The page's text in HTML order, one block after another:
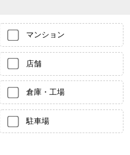
マンション
店舗
倉庫・工場
駐車場